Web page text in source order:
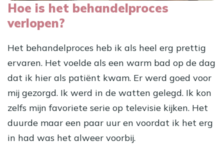
Hoe is het behandelproces
verlopen?
Het behandelproces heb ik als heel erg prettig
ervaren. Het voelde als een warm bad op de dag
dat ik hier als patiënt kwam. Er werd goed voor
mij gezorgd. Ik werd in de watten gelegd. Ik kon
zelfs mijn favoriete serie op televisie kijken. Het
duurde maar een paar uur en voordat ik het erg
in had was het alweer voorbij.